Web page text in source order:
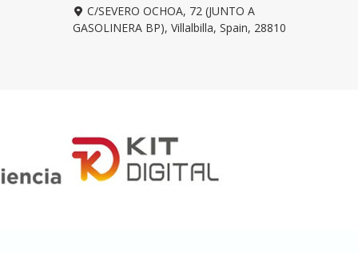
C/SEVERO OCHOA, 72 (JUNTO A
GASOLINERA BP), Villalbilla, Spain, 28810